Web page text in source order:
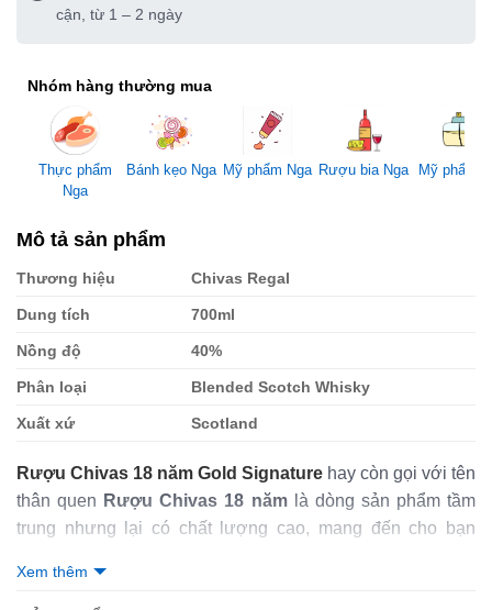
cận, từ 1 – 2 ngày
Nhóm hàng thường mua
Thực phẩm
Nga
Bánh kẹo Nga Mỹ phẩm Nga Rượu bia Nga Mỹ phẩm
Mô tả sản phẩm
Thương hiệu Chivas Regal
Dung tích 700ml
Nồng độ 40%
Phân loại Blended Scotch Whisky
Xuất xứ Scotland
Rượu Chivas 18 năm Gold Signature hay còn gọi với tên
thân quen Rượu Chivas 18 nămlà dòng sản phẩm tầm
trung nhưng lại có chất lượng cao, mang đến cho bạn
được lựa chọn kỹ càng bằng tay của những người dân
Xem thêm